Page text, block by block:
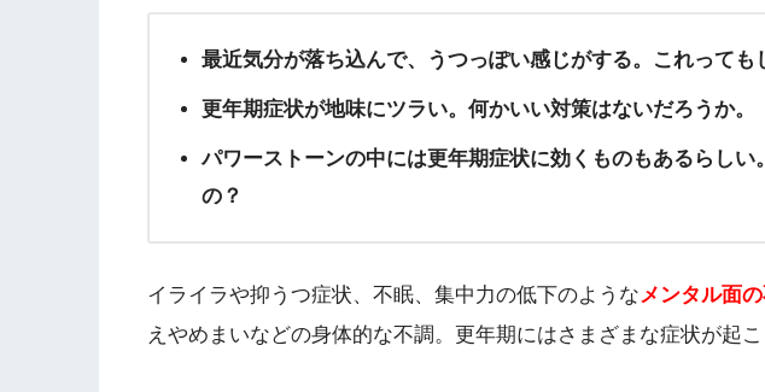
最近気分が落ち込んで、うつっぽい感じがする。これっても
更年期症状が地味にツラい。何かいい対策はないだろうか。
パワーストーンの中には更年期症状に効くものもあるらしい
の？
イライラや抑うつ症状、不眠、集中力の低下のようなメンタル面の
えやめまいなどの身体的な不調。更年期にはさまざまな症状が起こ